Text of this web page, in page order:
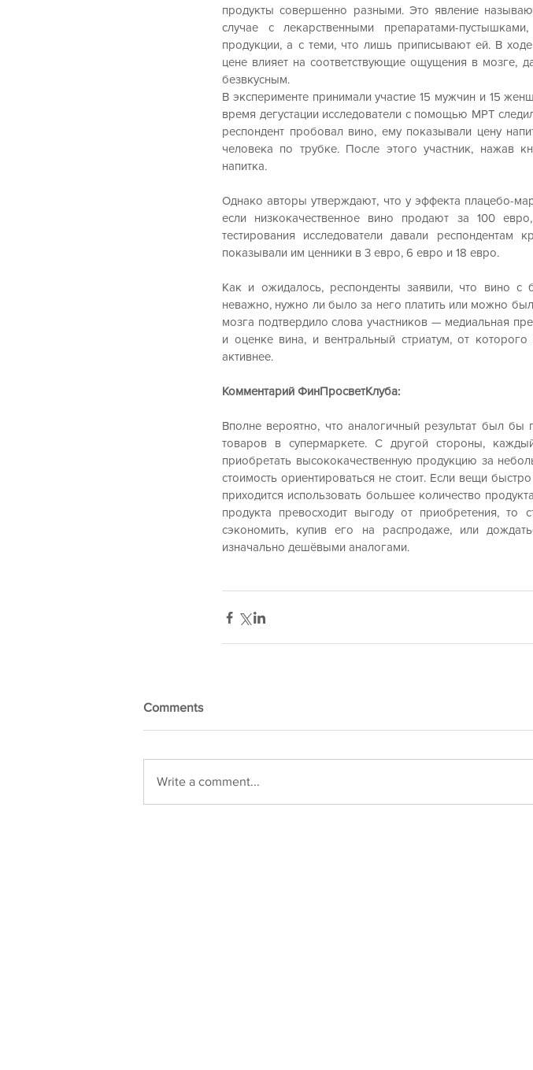
продукты совершенно разными. Это явление
случае с лекарственными препаратами-
продукции, а с теми, что лишь приписывают ей. В
цене влияет на соответствующие ощущения в мозге,
безвкусным.
В эксперименте принимали участие 15 мужчин и 15
время дегустации исследователи с помощью МРТ
респондент пробовал вино, ему показывали цену
человека по трубке. После этого участник, нажав
напитка.
Однако авторы утверждают, что у эффекта плацебо-
если низкокачественное вино продают за 100
тестирования исследователи давали
показывали им ценники в 3 евро, 6 евро и 18 евро.
Как и ожидалось, респонденты заявили, что вино
неважно, нужно ли было за него платить или можно
мозга подтвердило слова участников — медиальная
и оценке вина, и вентральный стриатум, от
активнее.
Комментарий ФинПросветКлуба:
Вполне вероятно, что аналогичный результат был
товаров в супермаркете. С другой стороны,
приобретать высококачественную продукцию за
стоимость ориентироваться не стоит. Если вещи
приходится использовать большее количество
продукта превосходит выгоду от приобретения, то
сэкономить, купив его на распродаже, или
изначально дешёвыми аналогами.
Comments
Write a comment...